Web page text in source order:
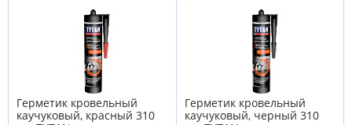
Герметик кровельный
каучуковый, красный 310
Герметик кровельный
каучуковый, черный 310